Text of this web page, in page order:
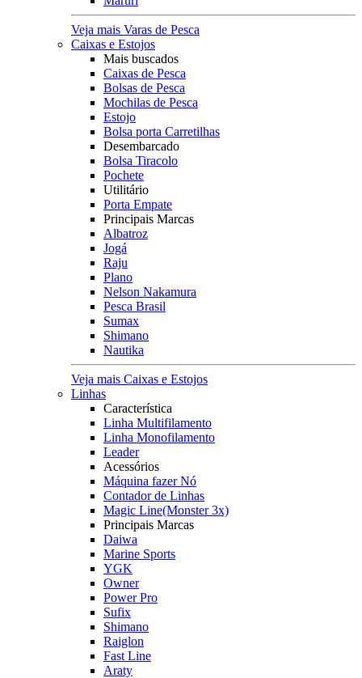
Veja mais Varas de Pesca
Caixas e Estojos
Mais buscados
Caixas de Pesca
Bolsas de Pesca
Mochilas de Pesca
Estojo
Bolsa porta Carretilhas
Desembarcado
Bolsa Tiracolo
Pochete
Utilitário
Porta Empate
Principais Marcas
Albatroz
Jogá
Raju
Plano
Nelson Nakamura
Pesca Brasil
Sumax
Shimano
Nautika
Veja mais Caixas e Estojos
Linhas
Característica
Linha Multifilamento
Linha Monofilamento
Leader
Acessórios
Máquina fazer Nó
Contador de Linhas
Magic Line(Monster 3x)
Principais Marcas
Daiwa
Marine Sports
YGK
Owner
Power Pro
Sufix
Shimano
Raiglon
Fast Line
Araty